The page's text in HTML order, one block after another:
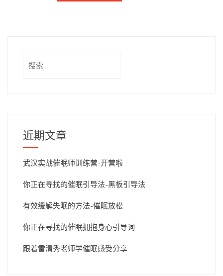
索：
近期文章
武汉实战催眠师训练营-开营啦
你正在寻找的催眠引导法-黑板引导法
有效缓解失眠的方法-催眠放松
你正在寻找的催眠拥抱身心引导词
跟着雷清秀老师学催眠感受分享